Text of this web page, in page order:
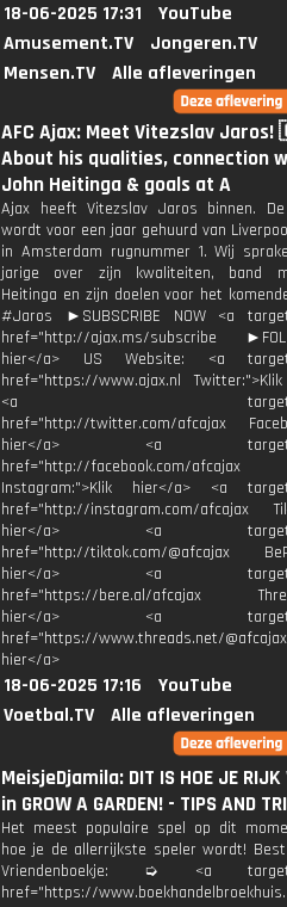
18-06-2025 17:31
YouTube
Amusement.TV
Jongeren.TV
Mensen.TV
Alle afleveringen
AFC Ajax: Meet Vitezslav
About his qualities, connection
John Heitinga & goals at A
Ajax heeft Vitezslav Jaros binnen.
wordt voor een jaar gehuurd van
in Amsterdam rugnummer 1. Wij
jarige over zijn kwaliteiten, band
Heitinga en zijn doelen voor het
#Jaros ►SUBSCRIBE NOW <a
href="http://ajax.ms/subscribe
hier</a> US Website: <a
href="https://www.ajax.nl
<a
href="http://twitter.com/afcajax
hier</a> <a
href="http://facebook.com/afcajax
Instagram:">Klik hier</a> <a
href="http://instagram.com/afcajax
hier</a> <a
href="http://tiktok.com/@afcajax
hier</a> <a
href="https://bere.al/afcajax
hier</a> <a
href="https://www.threads.net/
hier</a>
18-06-2025 17:16
YouTube
Voetbal.TV
Alle afleveringen
MeisjeDjamila: DIT IS HOE JE RIJK
in GROW A GARDEN! - TIPS AND
Het meest populaire spel op dit
hoe je de allerrijkste speler wordt!
Vriendenboekje: ➭ <a
href="https://